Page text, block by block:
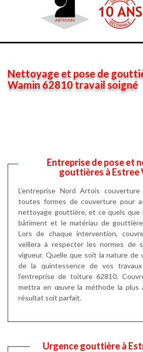
Nettoyage et pose de
Wamin 62810 travail soigné
Entreprise de pose et
gouttières à Estree
L’entreprise Nord Artois
toutes formes de couverture pour
nettoyage gouttière, et ce quels
bâtiment et le matériau de
Lors de chaque intervention,
veillera à respecter les normes de
vigueur. Quelle que soit la nature de
de la quintessence de vos
l’entreprise de toiture 62810.
mettra en œuvre la méthode la plus
résultat soit parfait.
Urgence gouttière à